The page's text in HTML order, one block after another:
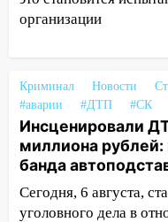
курьера:
Проводил
рецидивистом
14:26
В
по улице
14:23 67%
передумать
повысят
организации
Криминал Новости
#аварии
#ДТП #СК
Инсценировали
миллиона
банда
Сегодня, 6 августа,
уголовного дела в